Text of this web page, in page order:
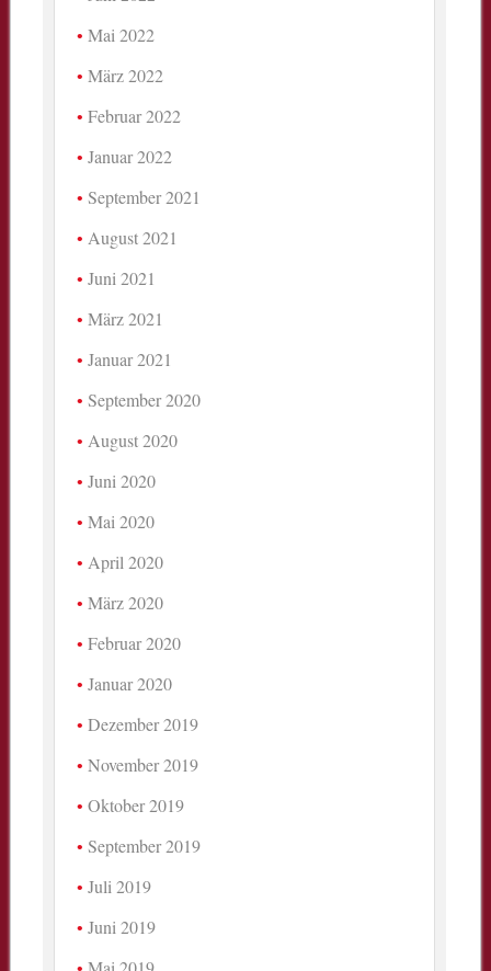
Mai 2022
März 2022
Februar 2022
Januar 2022
September 2021
August 2021
Juni 2021
März 2021
Januar 2021
September 2020
August 2020
Juni 2020
Mai 2020
April 2020
März 2020
Februar 2020
Januar 2020
Dezember 2019
November 2019
Oktober 2019
September 2019
Juli 2019
Juni 2019